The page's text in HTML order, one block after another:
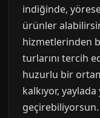
indiğinde,
ürünler
hizmetlerinden
turlarını tercih
huzurlu bir
kalkıyor,